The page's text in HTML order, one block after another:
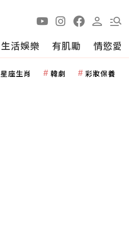
生活娛樂 有肌勵 情慾愛
星座生肖 韓劇 彩妝保養